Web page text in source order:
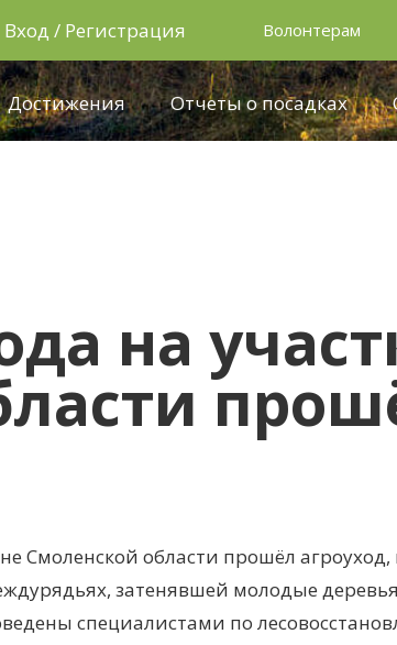
Вход / Регистрация Волонтерам
Достижения Отчеты о посадках
на
Смоленской области прошёл
затенявшей молодые
специалистами по